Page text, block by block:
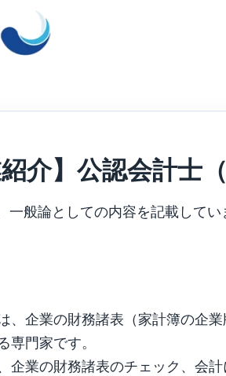
紹介】公認会計士
一般論としての内容を記載して
、企業の財務諸表（家計簿の企
専門家です。
企業の財務諸表のチェック、会